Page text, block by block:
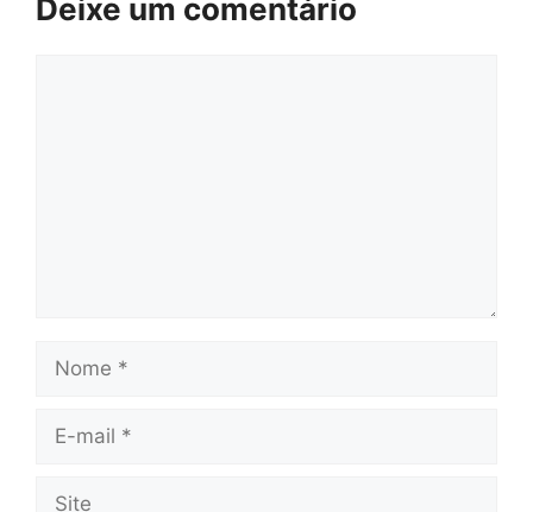
Deixe um comentário
Nome
E-
Site